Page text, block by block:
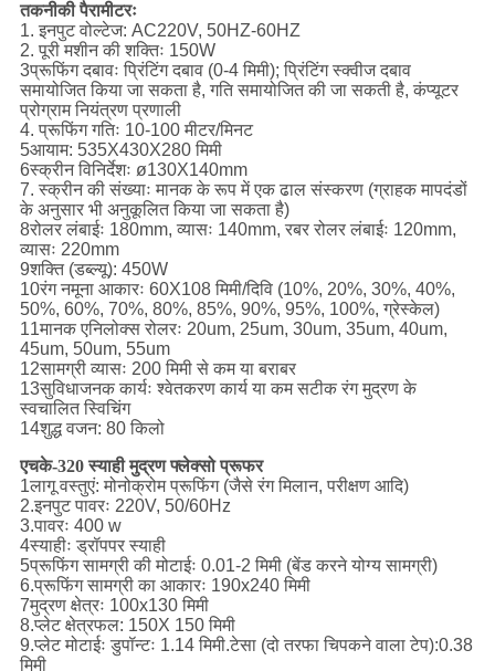
तकनीकी पैरामीटरः
1. इनपुट वोल्टेज: AC220V, 50HZ-60HZ
2. पूरी मशीन की शक्तिः 150W
3प्रूफिंग दबावः प्रिंटिंग दबाव (0-4 मिमी); प्रिंटिंग स्क्वीज दबाव
समायोजित किया जा सकता है, गति समायोजित की जा सकती है, कंप्यूटर
प्रोग्राम नियंत्रण प्रणाली
4. प्रूफिंग गतिः 10-100 मीटर/मिनट
5आयाम: 535X430X280 मिमी
6स्क्रीन विनिर्देशः ø130X140mm
7. स्क्रीन की संख्याः मानक के रूप में एक ढाल संस्करण (ग्राहक मापदंडों
के अनुसार भी अनुकूलित किया जा सकता है)
8रोलर लंबाईः 180mm, व्यासः 140mm, रबर रोलर लंबाईः 120mm,
व्यासः 220mm
9शक्ति (डब्ल्यू): 450W
10रंग नमूना आकारः 60X108 मिमी/दिवि (10%, 20%, 30%, 40%,
50%, 60%, 70%, 80%, 85%, 90%, 95%, 100%, ग्रेस्केल)
11मानक एनिलोक्स रोलरः 20um, 25um, 30um, 35um, 40um,
45um, 50um, 55um
12सामग्री व्यासः 200 मिमी से कम या बराबर
13सुविधाजनक कार्यः श्वेतकरण कार्य या कम सटीक रंग मुद्रण के
स्वचालित स्विचिंग
14शुद्ध वजन: 80 किलो
एचके-320 स्याही मुद्रण फ्लेक्सो प्रूफर
1लागू वस्तुएं: मोनोक्रोम प्रूफिंग (जैसे रंग मिलान, परीक्षण आदि)
2.इनपुट पावरः 220V, 50/60Hz
3.पावरः 400 w
4स्याहीः ड्रॉपपर स्याही
5प्रूफिंग सामग्री की मोटाईः 0.01-2 मिमी (बेंड करने योग्य सामग्री)
6.प्रूफिंग सामग्री का आकारः 190x240 मिमी
7मुद्रण क्षेत्रः 100x130 मिमी
8.प्लेट क्षेत्रफल: 150X 150 मिमी
9.प्लेट मोटाईः डुपॉन्टः 1.14 मिमी.टेसा (दो तरफा चिपकने वाला टेप):0.38
मिमी